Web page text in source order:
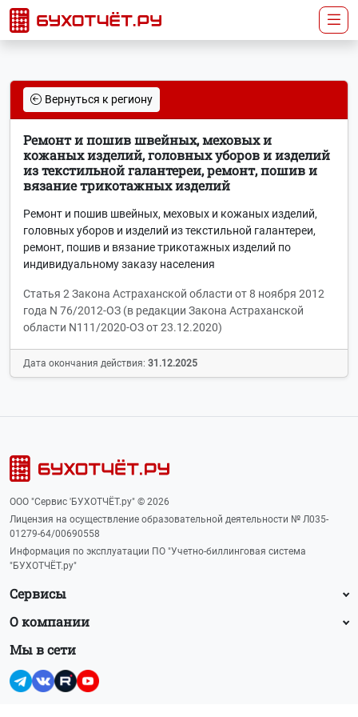
Вернуться к региону
Ремонт и пошив швейных, меховых и
кожаных изделий, головных уборов и изделий
из текстильной галантереи, ремонт, пошив и
вязание трикотажных изделий
Ремонт и пошив швейных, меховых и кожаных изделий,
головных уборов и изделий из текстильной галантереи,
ремонт, пошив и вязание трикотажных изделий по
индивидуальному заказу населения
Статья 2 Закона Астраханской области от 8 ноября 2012
года N 76/2012-ОЗ (в редакции Закона Астраханской
области N111/2020-ОЗ от 23.12.2020)
Дата окончания действия: 31.12.2025
ООО "Сервис 'БУХОТЧЁТ.ру" © 2026
Лицензия на осуществление образовательной деятельности № Л035-
01279-64/00690558
Информация по эксплуатации ПО "Учетно-биллинговая система
"БУХОТЧЁТ.ру"
Сервисы
О компании
Мы в сети